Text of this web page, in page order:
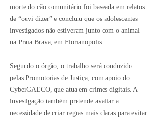
morte do cão comunitário foi baseada em relatos
de “ouvi dizer” e concluiu que os adolescentes
investigados não estiveram junto com o animal
na Praia Brava, em Florianópolis.
Segundo o órgão, o trabalho será conduzido
pelas Promotorias de Justiça, com apoio do
CyberGAECO, que atua em crimes digitais. A
investigação também pretende avaliar a
necessidade de criar regras mais claras para evitar